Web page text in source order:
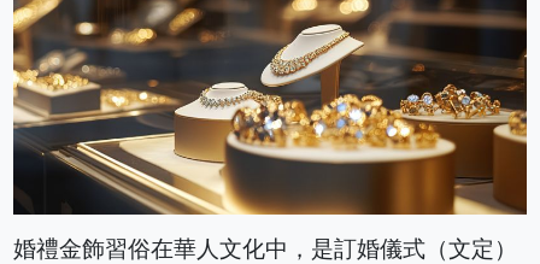
婚禮金飾習俗在華人文化中，是訂婚儀式（文定）